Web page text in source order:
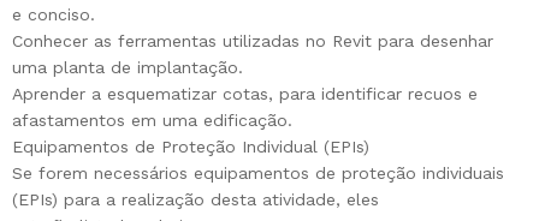
e conciso.
Conhecer as ferramentas utilizadas no Revit para desenhar
uma planta de implantação.
Aprender a esquematizar cotas, para identificar recuos e
afastamentos em uma edificação.
Equipamentos de Proteção Individual (EPIs)
Se forem necessários equipamentos de proteção individuais
(EPIs) para a realização desta atividade, eles